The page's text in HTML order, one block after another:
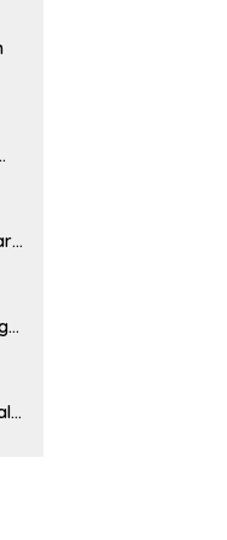
Negara Seret
Nakal